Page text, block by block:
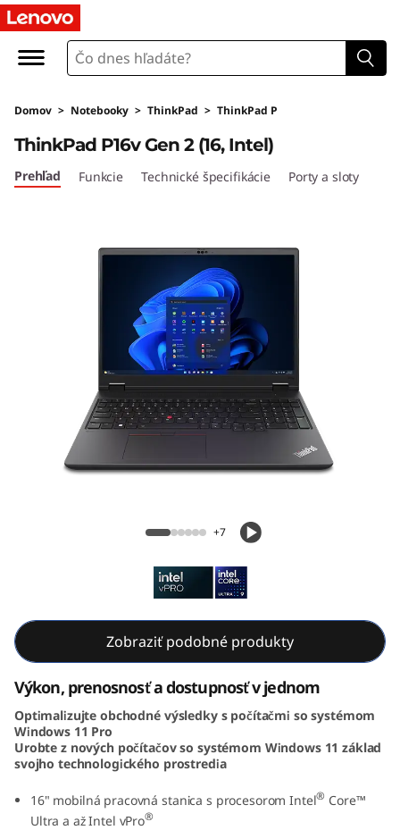
L
n
o
v
6
v
G
e
n
Domov > Notebooky > ThinkPad > ThinkPad P
ThinkPad P16v Gen 2 (16, Intel)
ThinkPad P16v Gen 2 (16, Intel)
Prehľad Funkcie Technické špecifikácie Porty a sloty
+7
Zobraziť podobné produkty
Výkon, prenosnosť a dostupnosť v jednom
Optimalizujte obchodné výsledky s počítačmi so systémom
Windows 11 Pro
Urobte z nových počítačov so systémom Windows 11 základ
svojho technologického prostredia
16" mobilná pracovná stanica s procesorom Intel® Core™
Ultra a až Intel vPro®